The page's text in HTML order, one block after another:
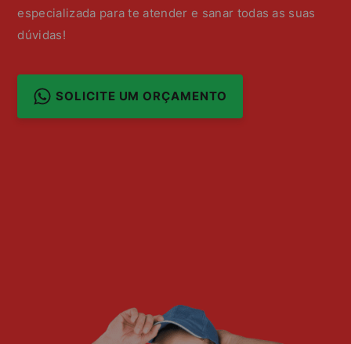
especializada para te atender e sanar todas as suas
dúvidas!
SOLICITE UM ORÇAMENTO